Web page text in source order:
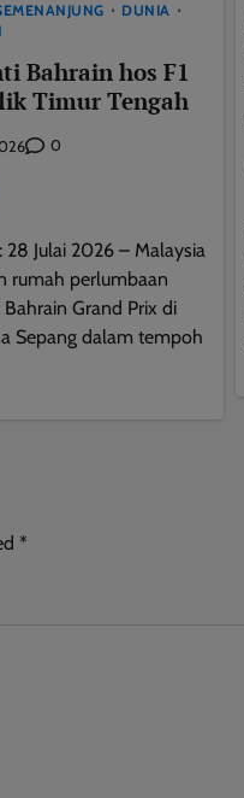
DUNIA
Bahrain hos F1
Timur Tengah
0
28 Julai 2026 – Malaysia
rumah perlumbaan
Bahrain Grand Prix di
Sepang dalam tempoh
*